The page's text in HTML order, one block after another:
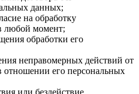
данных;
на обработку
любой момент;
обработки его
неправомерных действий от
отношении его персональных
или бездействие